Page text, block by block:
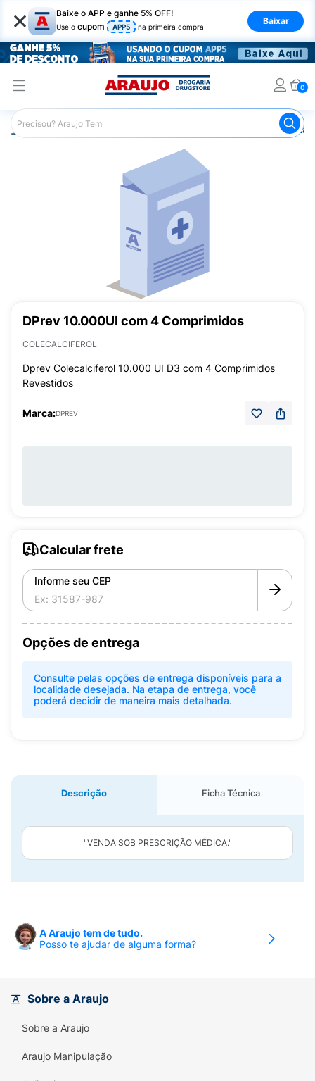
× Baixe o APP e ganhe 5% OFF!
Use o cupom APP5 na primeira compra
Baixar
0
Araujo Saúde e Bem Estar
DPrev 10.000UI com 4 Comprimidos
COLECALCIFEROL
Dprev Colecalciferol 10.000 UI D3 com 4 Comprimidos
Revestidos
Marca:DPREV
Calcular frete
Informe seu CEP
Opções de entrega
Consulte pelas opções de entrega disponíveis para a
localidade desejada. Na etapa de entrega, você
poderá decidir de maneira mais detalhada.
Descrição Ficha Técnica
"VENDA SOB PRESCRIÇÃO MÉDICA."
A Araujo tem de tudo.
Posso te ajudar de alguma forma?
Sobre a Araujo
Sobre a Araujo
Araujo Manipulação